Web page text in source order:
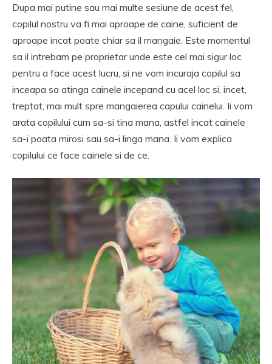
Dupa mai putine sau mai multe sesiune de acest fel,
copilul nostru va fi mai aproape de caine, suficient de
aproape incat poate chiar sa il mangaie. Este momentul
sa il intrebam pe proprietar unde este cel mai sigur loc
pentru a face acest lucru, si ne vom incuraja copilul sa
inceapa sa atinga cainele incepand cu acel loc si, incet,
treptat, mai mult spre mangaierea capului cainelui. Ii vom
arata copilului cum sa-si tina mana, astfel incat cainele
sa-i poata mirosi sau sa-i linga mana. Ii vom explica
copilului ce face cainele si de ce.